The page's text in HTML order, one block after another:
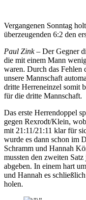
Vergangenen Sonntag
überzeugenden 6:2 den
Paul Zink – Der Gegner
die mit einem Mann
waren. Durch das Fehlen
unsere Mannschaft
dritte Herreneinzel somit
für die dritte Mannschaft.
Das erste Herrendoppel
gegen Rexrodt/Klein,
mit 21:11/21:11 klar für
wurde es dann schon im
Schramm und Hannah
mussten den zweiten
abgeben. In einem hart
und Hannah es
holen.